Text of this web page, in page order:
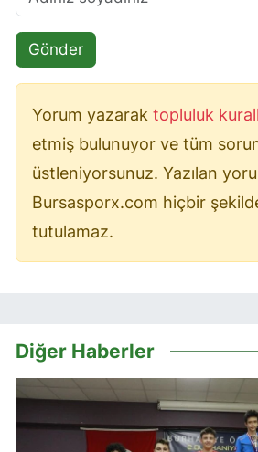
Gönder
Yorum yazarak topluluk
etmiş bulunuyor ve tüm
üstleniyorsunuz. Yazılan
Bursasporx.com hiçbir
tutulamaz.
Diğer Haberler